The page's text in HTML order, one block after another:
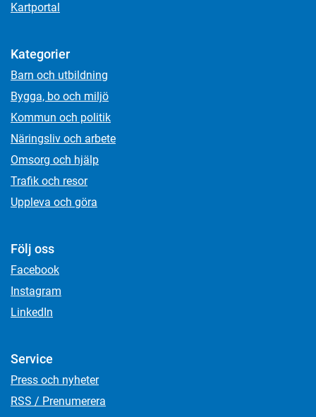
Kartportal
Kategorier
Barn och utbildning
Bygga, bo och miljö
Kommun och politik
Näringsliv och arbete
Omsorg och hjälp
Trafik och resor
Uppleva och göra
Följ oss
Facebook
Instagram
LinkedIn
Service
Press och nyheter
RSS / Prenumerera